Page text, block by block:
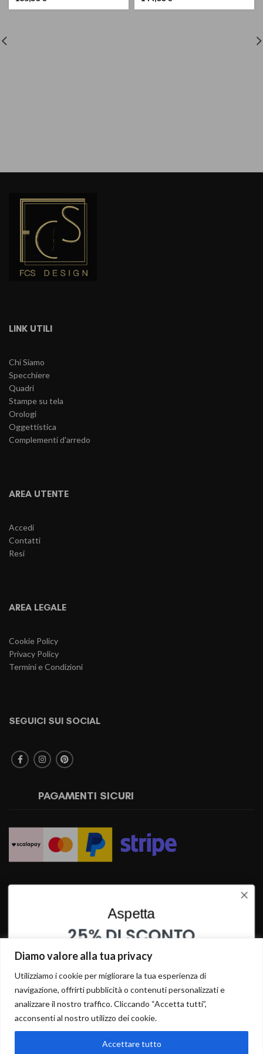
Diamo valore alla tua privacy
Utilizziamo i cookie per migliorare la tua esperienza di
navigazione, offrirti pubblicità o contenuti personalizzati e
analizzare il nostro traffico. Cliccando “Accetta tutti”,
acconsenti al nostro utilizzo dei cookie.
Accettare tutto
LINK UTILI
Chi Siamo
Specchiere
Quadri
Stampe su tela
Orologi
Oggettistica
Complementi d'arredo
AREA UTENTE
Accedi
Contatti
Resi
AREA LEGALE
Cookie Policy
Privacy Policy
Termini e Condizioni
SEGUICI SUI SOCIAL
PAGAMENTI SICURI
Aspetta
25% DI SCONTO
SU QUESTO PRODOTTO
INSERISCI I TUOI DATI PER OTTENERE LO SCONTO